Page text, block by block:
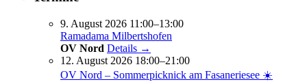
9. August 2026 11:00–13:00
Ramadama Milbertshofen
OV Nord Details →
12. August 2026 18:00–21:00
OV Nord – Sommerpicknick am Fasaneriesee ☀️